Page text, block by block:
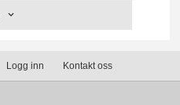
Logg inn Kontakt oss